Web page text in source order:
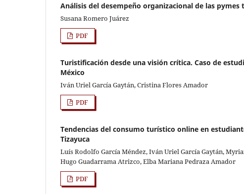
Análisis del desempeño organizacional de las
Susana Romero Juárez
PDF
Turistificación desde una visión crítica. Caso de
México
Iván Uriel García Gaytán, Cristina Flores Amador
PDF
Tendencias del consumo turístico online en
Tizayuca
Luís Rodolfo García Méndez, Iván Uriel García Gaytán,
Hugo Guadarrama Atrizco, Elba Mariana Pedraza Amador
PDF